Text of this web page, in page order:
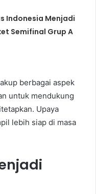
Indonesia Menjadi
Semifinal Grup A
berbagai aspek
untuk mendukung
Upaya
lebih siap di masa